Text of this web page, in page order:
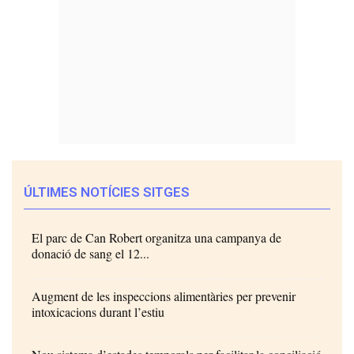
ÚLTIMES NOTÍCIES SITGES
El parc de Can Robert organitza una campanya de
donació de sang el 12...
Augment de les inspeccions alimentàries per prevenir
intoxicacions durant l’estiu